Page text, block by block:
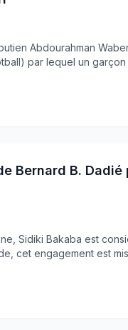
Abdourahman
par lequel un
Bernard B.
Sidiki Bakaba est
cet engagement est